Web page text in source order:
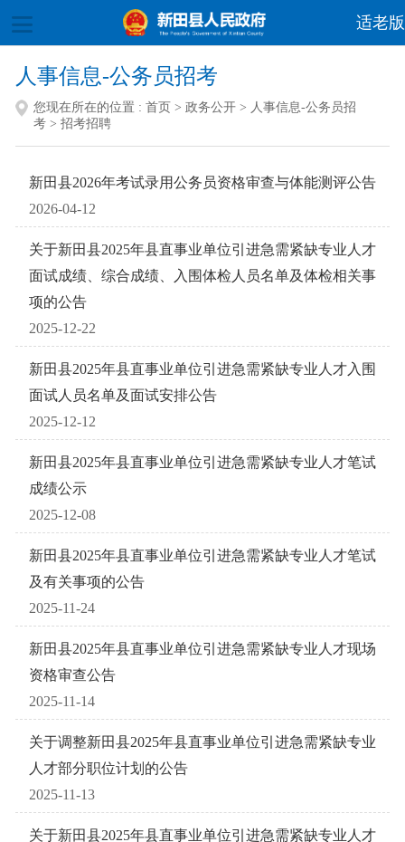
适老版
人事信息-公务员招考
您现在所在的位置 : 首页 > 政务公开 > 人事信息-公务员招
考 > 招考招聘
新田县2026年考试录用公务员资格审查与体能测评公告
2026-04-12
关于新田县2025年县直事业单位引进急需紧缺专业人才
面试成绩、综合成绩、入围体检人员名单及体检相关事
项的公告
2025-12-22
新田县2025年县直事业单位引进急需紧缺专业人才入围
面试人员名单及面试安排公告
2025-12-12
新田县2025年县直事业单位引进急需紧缺专业人才笔试
成绩公示
2025-12-08
新田县2025年县直事业单位引进急需紧缺专业人才笔试
及有关事项的公告
2025-11-24
新田县2025年县直事业单位引进急需紧缺专业人才现场
资格审查公告
2025-11-14
关于调整新田县2025年县直事业单位引进急需紧缺专业
人才部分职位计划的公告
2025-11-13
关于新田县2025年县直事业单位引进急需紧缺专业人才